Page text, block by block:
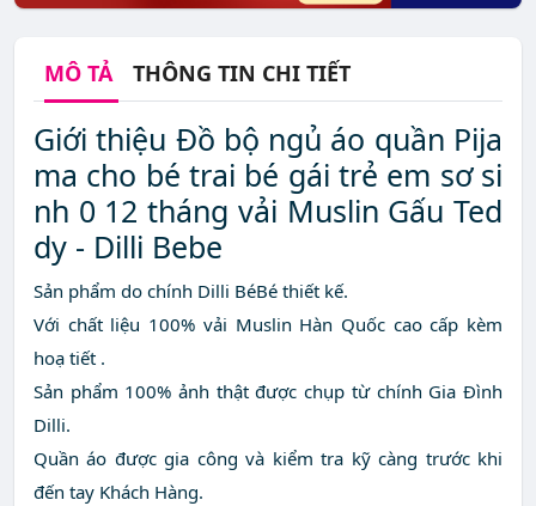
MÔ TẢ THÔNG TIN CHI TIẾT
Giới thiệu Đồ bộ ngủ áo quần Pija
ma cho bé trai bé gái trẻ em sơ si
nh 0 12 tháng vải Muslin Gấu Ted
dy - Dilli Bebe
Sản phẩm do chính Dilli BéBé thiết kế.
Với chất liệu 100% vải Muslin Hàn Quốc cao cấp kèm
hoạ tiết .
Sản phẩm 100% ảnh thật được chụp từ chính Gia Đình
Dilli.
Quần áo được gia công và kiểm tra kỹ càng trước khi
đến tay Khách Hàng.